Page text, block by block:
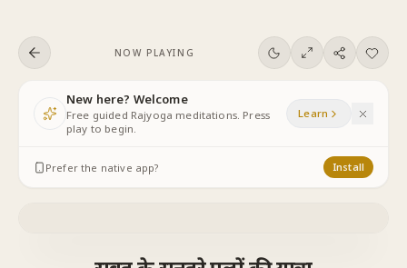
NOW PLAYING
New here? Welcome
Free guided Rajyoga meditations. Press
play to begin.
Learn
Prefer the native app? Install